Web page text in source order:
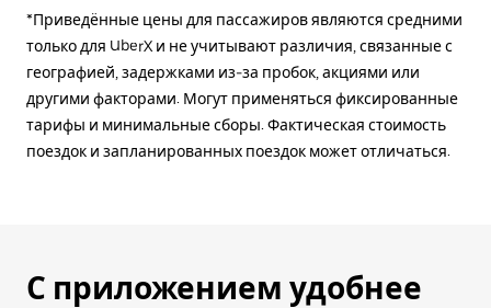
*Приведённые цены для пассажиров являются средними
только для UberX и не учитывают различия, связанные с
географией, задержками из-за пробок, акциями или
другими факторами. Могут применяться фиксированные
тарифы и минимальные сборы. Фактическая стоимость
поездок и запланированных поездок может отличаться.
С приложением удобнее